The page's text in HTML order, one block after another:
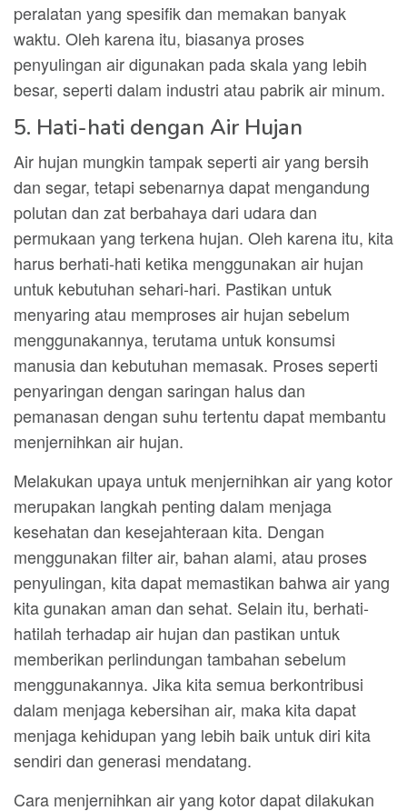
peralatan yang spesifik dan memakan banyak
waktu. Oleh karena itu, biasanya proses
penyulingan air digunakan pada skala yang lebih
besar, seperti dalam industri atau pabrik air minum.
5. Hati-hati dengan Air Hujan
Air hujan mungkin tampak seperti air yang bersih
dan segar, tetapi sebenarnya dapat mengandung
polutan dan zat berbahaya dari udara dan
permukaan yang terkena hujan. Oleh karena itu, kita
harus berhati-hati ketika menggunakan air hujan
untuk kebutuhan sehari-hari. Pastikan untuk
menyaring atau memproses air hujan sebelum
menggunakannya, terutama untuk konsumsi
manusia dan kebutuhan memasak. Proses seperti
penyaringan dengan saringan halus dan
pemanasan dengan suhu tertentu dapat membantu
menjernihkan air hujan.
Melakukan upaya untuk menjernihkan air yang kotor
merupakan langkah penting dalam menjaga
kesehatan dan kesejahteraan kita. Dengan
menggunakan filter air, bahan alami, atau proses
penyulingan, kita dapat memastikan bahwa air yang
kita gunakan aman dan sehat. Selain itu, berhati-
hatilah terhadap air hujan dan pastikan untuk
memberikan perlindungan tambahan sebelum
menggunakannya. Jika kita semua berkontribusi
dalam menjaga kebersihan air, maka kita dapat
menjaga kehidupan yang lebih baik untuk diri kita
sendiri dan generasi mendatang.
Cara menjernihkan air yang kotor dapat dilakukan